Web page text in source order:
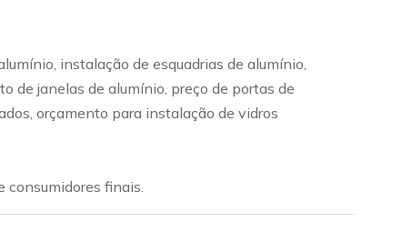
instalação de esquadrias de alumínio,
de janelas de alumínio, preço de portas de
orçamento para instalação de vidros
consumidores finais.